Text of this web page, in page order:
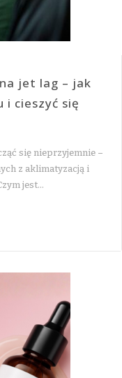
jet lag – jak
i cieszyć się
się nieprzyjemnie –
z aklimatyzacją i
jest…